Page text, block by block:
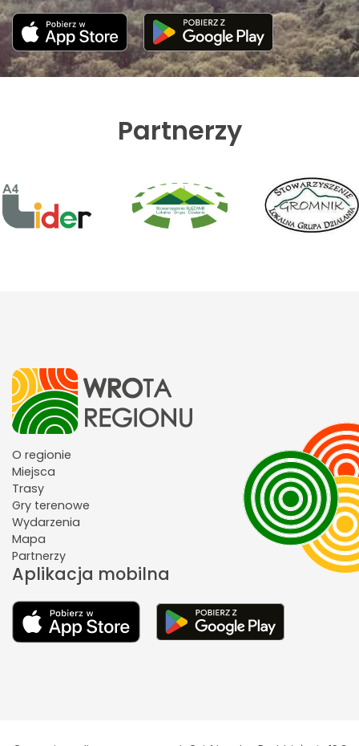
Partnerzy
O regionie
Miejsca
Trasy
Gry terenowe
Wydarzenia
Mapa
Partnerzy
Aplikacja mobilna